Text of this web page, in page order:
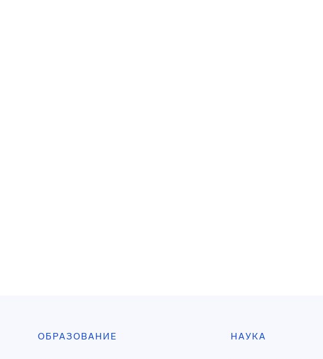
ОБРАЗОВАНИЕ НАУКА